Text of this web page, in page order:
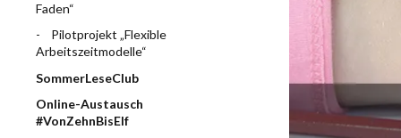
Faden“
Pilotprojekt „Flexible
Arbeitszeitmodelle“
SommerLeseClub
Online-Austausch
#VonZehnBisElf